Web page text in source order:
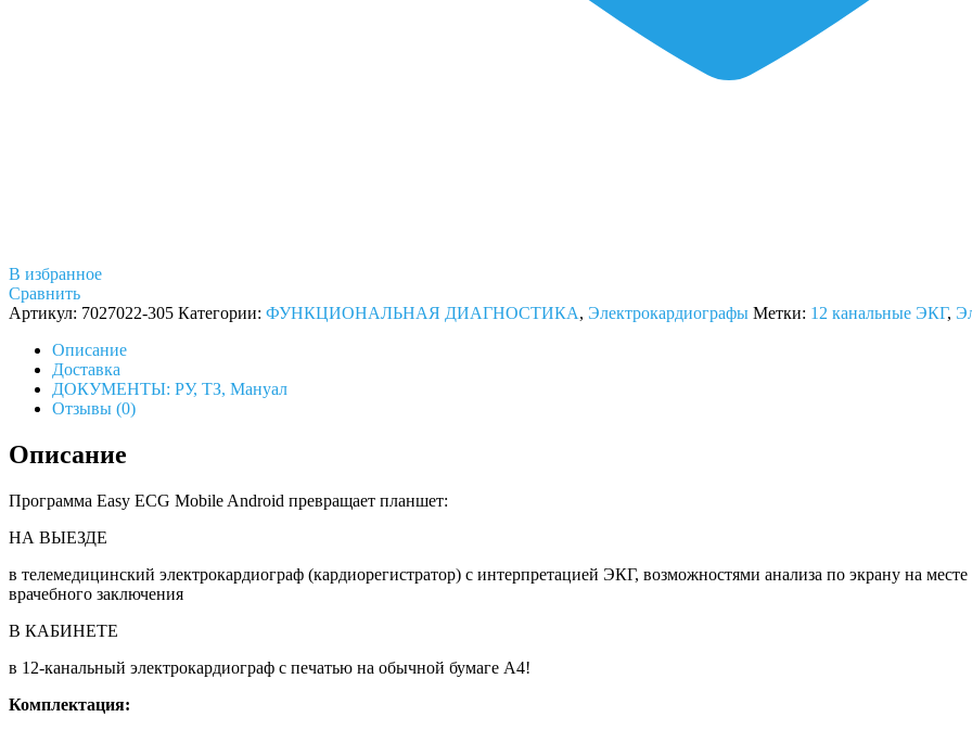
В избранное
Сравнить
Артикул: 7027022-305 Категории: ФУНКЦИОНАЛЬНАЯ ДИАГНОСТИКА, Электрокардиографы Метки: 12 канальные ЭКГ,
Описание
Доставка
ДОКУМЕНТЫ: РУ, ТЗ, Мануал
Отзывы (0)
Описание
Программа Easy ECG Mobile Android превращает планшет:
НА ВЫЕЗДЕ
в телемедицинский электрокардиограф (кардиорегистратор) с интерпретацией ЭКГ, возможностями анализа по экрану на
врачебного заключения
В КАБИНЕТЕ
в 12-канальный электрокардиограф с печатью на обычной бумаге А4!
Комплектация: